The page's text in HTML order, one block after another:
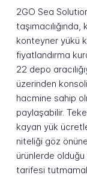
2GO Sea
konteyner yükü
fiyatlandırma
22 depo
üzerinden
hacmine sahip
paylaşabilir.
kayan yük
niteliği göz önüne
ürünlerde
tarifesi